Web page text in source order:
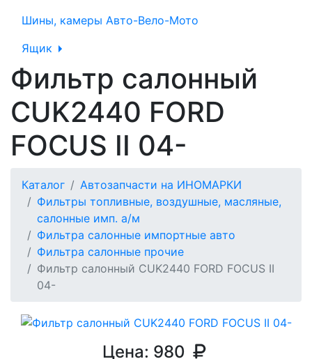
Шины, камеры Авто-Вело-Мото
Ящик
Фильтр салонный
CUK2440 FORD
FOCUS II 04-
Каталог
Автозапчасти на ИНОМАРКИ
Фильтры топливные, воздушные, масляные,
салонные имп. а/м
Фильтра салонные импортные авто
Фильтра салонные прочие
Фильтр салонный CUK2440 FORD FOCUS II
04-
Цена: 980